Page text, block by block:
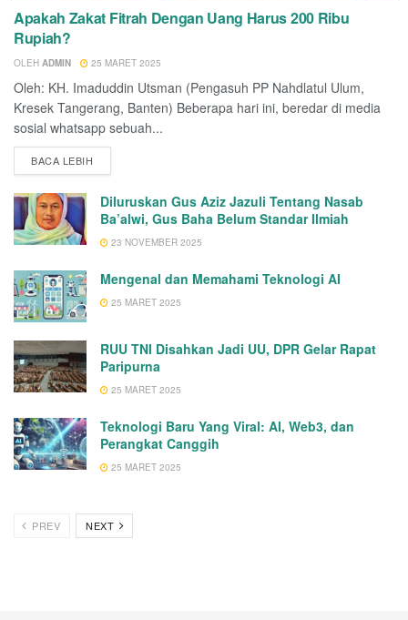
Apakah Zakat Fitrah Dengan Uang Harus 200 Ribu
Rupiah?
OLEH ADMIN 25 MARET 2025
Oleh: KH. Imaduddin Utsman (Pengasuh PP Nahdlatul Ulum,
Kresek Tangerang, Banten) Beberapa hari ini, beredar di media
sosial whatsapp sebuah...
BACA LEBIH
Diluruskan Gus Aziz Jazuli Tentang Nasab
Ba’alwi, Gus Baha Belum Standar Ilmiah
23 NOVEMBER 2025
Mengenal dan Memahami Teknologi AI
25 MARET 2025
RUU TNI Disahkan Jadi UU, DPR Gelar Rapat
Paripurna
25 MARET 2025
Teknologi Baru Yang Viral: AI, Web3, dan
Perangkat Canggih
25 MARET 2025
PREV NEXT